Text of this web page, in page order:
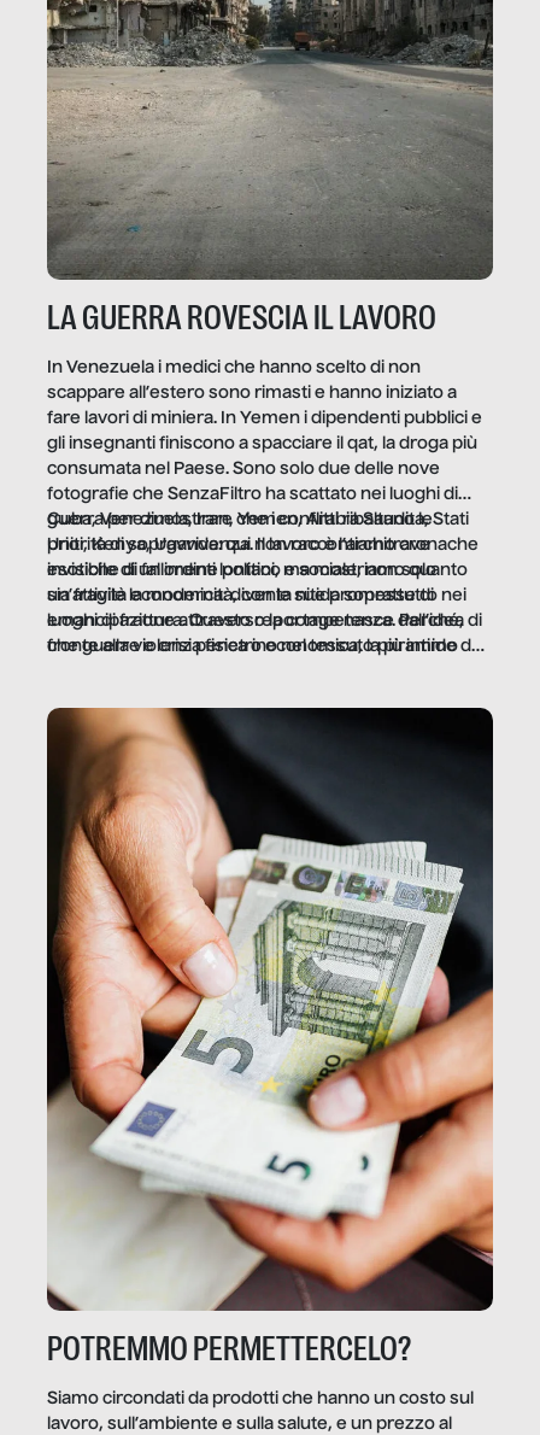
LA GUERRA ROVESCIA IL LAVORO
In Venezuela i medici che hanno scelto di non
scappare all’estero sono rimasti e hanno iniziato a
fare lavori di miniera. In Yemen i dipendenti pubblici e
gli insegnanti finiscono a spacciare il qat, la droga più
consumata nel Paese. Sono solo due delle nove
fotografie che SenzaFiltro ha scattato nei luoghi di
guerra per dimostrare che i conflitti ribaltano le
priorità di sopravvivenza. Il lavoro è l’architrave
invisibile di un ordine politico e sociale, non solo
un’attività economica: diventa nitida soprattutto nei
luoghi di frattura. Questo reportage nasce dall’idea
che guerre e crisi penetrino nel tessuto più intimo
Cuba, Venezuela, Iran, Yemen, Arabia Saudita, Stati
Uniti, Kenya, Uganda: qui non raccontiamo cronache
esotiche di fallimenti lontani, ma mostriamo quanto
sia fragile la modernità, con le sue promesse di
emancipazione attraverso la competenza. Perché, di
fronte alla violenza fisica o economica, la piramide del
POTREMMO PERMETTERCELO?
Siamo circondati da prodotti che hanno un costo sul
lavoro, sull’ambiente e sulla salute, e un prezzo al